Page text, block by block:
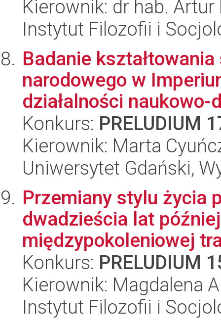
Kierownik: dr hab.
Instytut Filozofii i
Badanie
narodowego w
działalności naukowo-
Konkurs: PRELUDIUM
Kierownik: Marta
Uniwersytet Gdański,
Przemiany stylu życia
dwadzieścia lat
międzypokoleniowej
Konkurs: PRELUDIUM
Kierownik: Magdalena
Instytut Filozofii i